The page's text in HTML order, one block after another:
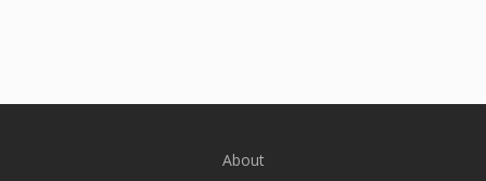
About